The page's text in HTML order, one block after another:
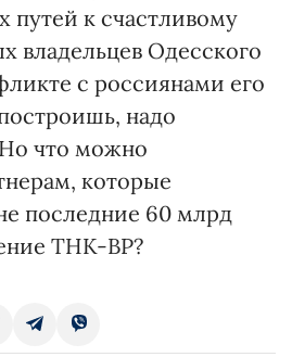
путей к счастливому
владельцев Одесского
с россиянами его
надо
Но что можно
которые
последние 60 млрд
ТНК-ВР?